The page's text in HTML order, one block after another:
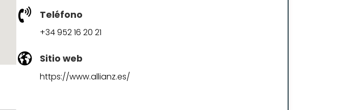
Teléfono
+34 952 16 20 21
Sitio web
https://www.allianz.es/